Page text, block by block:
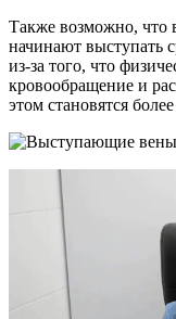
Также возможно, что
начинают выступать
из-за того, что
кровообращение и
этом становятся